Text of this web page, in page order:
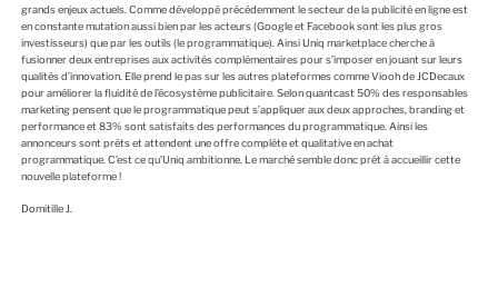
grands enjeux actuels. Comme développé précédemment le secteur de la publicité en ligne est
en constante mutation aussi bien par les acteurs (Google et Facebook sont les plus gros
investisseurs) que par les outils (le programmatique). Ainsi Uniq marketplace cherche à
fusionner deux entreprises aux activités complémentaires pour s’imposer en jouant sur leurs
qualités d’innovation. Elle prend le pas sur les autres plateformes comme Viooh de JCDecaux
pour améliorer la fluidité de l’écosystème publicitaire. Selon quantcast 50% des responsables
marketing pensent que le programmatique peut s’appliquer aux deux approches, branding et
performance et 83% sont satisfaits des performances du programmatique. Ainsi les
annonceurs sont prêts et attendent une offre complète et qualitative en achat
programmatique. C’est ce qu’Uniq ambitionne. Le marché semble donc prêt à accueillir cette
nouvelle plateforme !
Domitille J.